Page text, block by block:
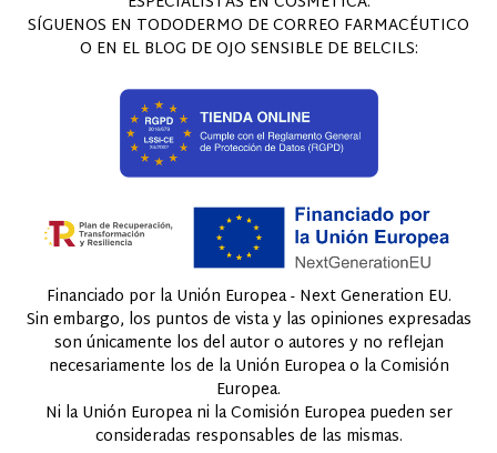
SÍGUENOS EN TODODERMO DE CORREO FARMACÉUTICO
O EN EL BLOG DE OJO SENSIBLE DE BELCILS:
Financiado por la Unión Europea - Next Generation EU.
Sin embargo, los puntos de vista y las opiniones expresadas
son únicamente los del autor o autores y no reflejan
necesariamente los de la Unión Europea o la Comisión
Europea.
Ni la Unión Europea ni la Comisión Europea pueden ser
consideradas responsables de las mismas.